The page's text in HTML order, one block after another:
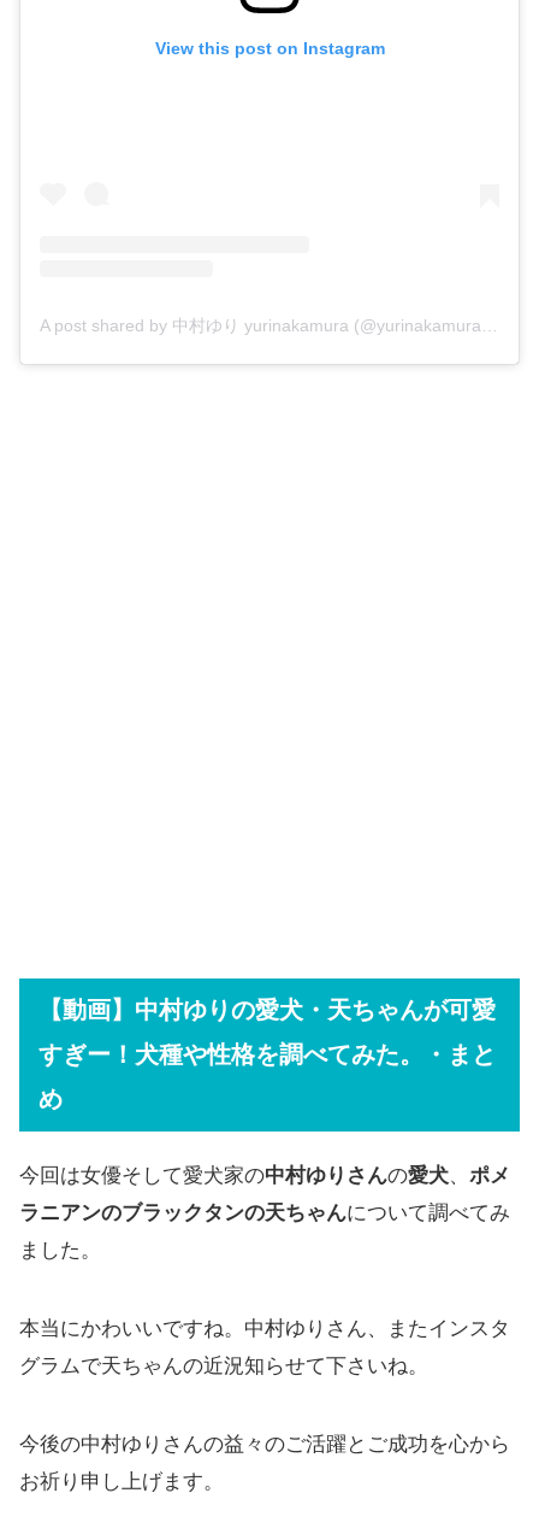
View this post on Instagram
【動画】中村ゆりの愛犬・天ちゃんが可愛
すぎー！犬種や性格を調べてみた。・まと
め
今回は女優そして愛犬家の中村ゆりさんの愛犬、 ポメ
ラニアンのブラックタンの天ちゃんについて調べてみ
ました。
本当にかわいいですね。中村ゆりさん、またインスタ
グラムで天ちゃんの近況知らせて下さいね。
今後の中村ゆりさんの益々のご活躍とご成功を心から
お祈り申し上げます。